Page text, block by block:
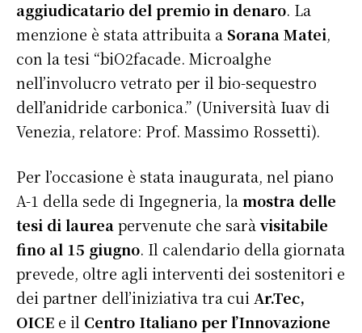
aggiudicatario del premio in denaro. La
menzione è stata attribuita a Sorana Matei,
con la tesi “biO2facade. Microalghe
nell’involucro vetrato per il bio-sequestro
dell’anidride carbonica.” (Università Iuav di
Venezia, relatore: Prof. Massimo Rossetti).
Per l’occasione è stata inaugurata, nel piano
A-1 della sede di Ingegneria, la mostra delle
tesi di laureapervenute che sarà visitabile
fino al 15 giugno. Il calendario della giornata
prevede, oltre agli interventi dei sostenitori e
dei partner dell’iniziativa tra cui Ar.Tec,
OICE e il Centro Italiano per l’Innovazione